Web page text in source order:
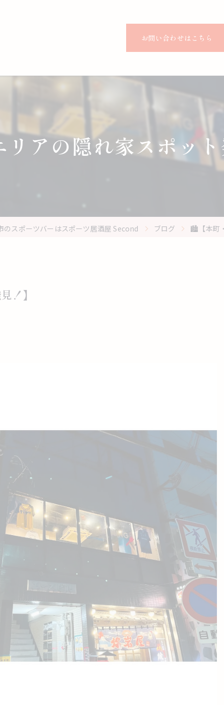
お問い合わせはこちら
アの隠れ家スポッ
のスポーツバーはスポーツ居酒屋 Second ブログ 🏙️【本町
見！】